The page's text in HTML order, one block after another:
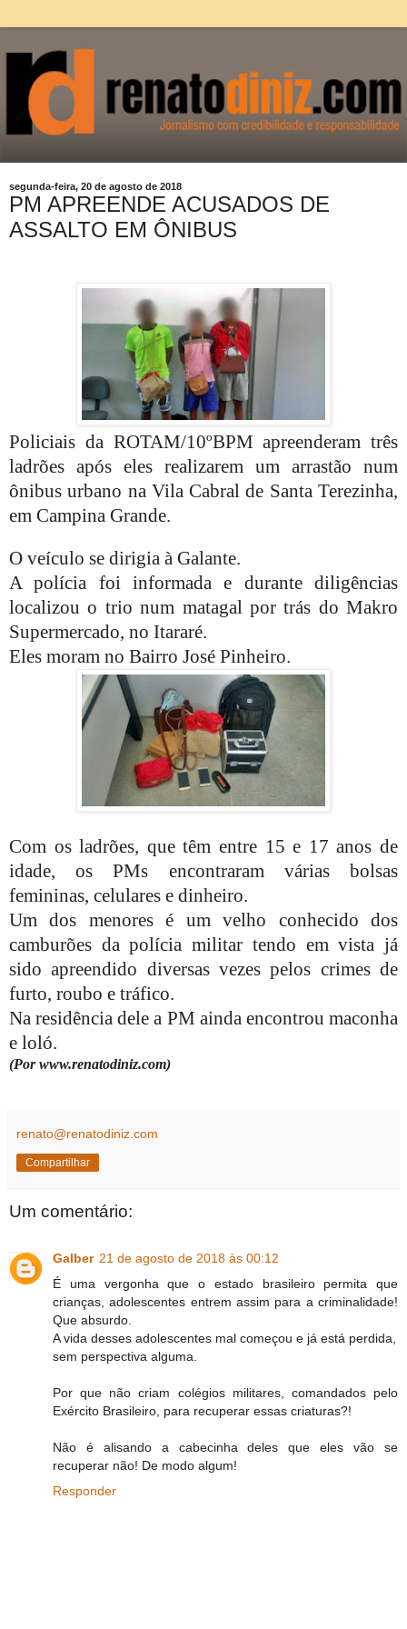
segunda-feira, 20 de agosto de 2018
PM APREENDE ACUSADOS DE
ASSALTO EM ÔNIBUS
Policiais da ROTAM/10ºBPM apreenderam três
ladrões após eles realizarem um arrastão num
ônibus urbano na Vila Cabral de Santa Terezinha,
em Campina Grande.
O veículo se dirigia à Galante.
A polícia foi informada e durante diligências
localizou o trio num matagal por trás do Makro
Supermercado, no Itararé.
Eles moram no Bairro José Pinheiro.
Com os ladrões, que têm entre 15 e 17 anos de
idade, os PMs encontraram várias bolsas
femininas, celulares e dinheiro.
Um dos menores é um velho conhecido dos
camburões da polícia militar tendo em vista já
sido apreendido diversas vezes pelos crimes de
furto, roubo e tráfico.
Na residência dele a PM ainda encontrou maconha
e loló.
(Por www.renatodiniz.com)
renato@renatodiniz.com
Compartilhar
Um comentário:
Galber 21 de agosto de 2018 às 00:12
É uma vergonha que o estado brasileiro permita que
crianças, adolescentes entrem assim para a criminalidade!
Que absurdo.
A vida desses adolescentes mal começou e já está perdida,
sem perspectiva alguma.
Por que não criam colégios militares, comandados pelo
Exército Brasileiro, para recuperar essas criaturas?!
Não é alisando a cabecinha deles que eles vão se
recuperar não! De modo algum!
Responder